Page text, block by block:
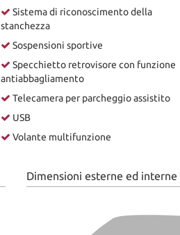
Sistema di riconoscimento della
stanchezza
Sospensioni sportive
Specchietto retrovisore con funzione
antiabbagliamento
Telecamera per parcheggio assistito
USB
Volante multifunzione
Dimensioni esterne ed interne